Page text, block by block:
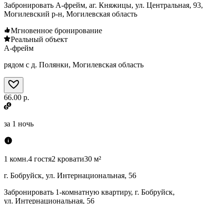
Забронировать А-фрейм, аг. Княжицы, ул. Центральная, 93,
Могилевский р-н, Могилевская область
Мгновенное бронирование
Реальный объект
А-фрейм
рядом с д. Полянки, Могилевская область
66.00 р.
за 1 ночь
1 комн.4 гостя2 кровати30 м²
г. Бобруйск, ул. Интернациональная, 56
Забронировать 1-комнатную квартиру, г. Бобруйск,
ул. Интернациональная, 56